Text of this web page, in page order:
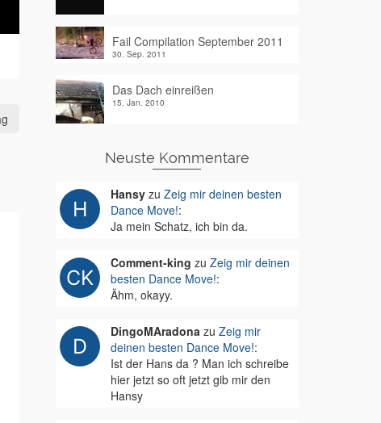
Fail Compilation September 2011
30. Sep. 2011
Das Dach einreißen
15. Jan. 2010
Neuste Kommentare
Hansyzu Zeig mir deinen besten
Dance Move!:
Ja mein Schatz, ich bin da.
Comment-king zu Zeig mir deinen
besten Dance Move!:
Ähm, okayy.
DingoMAradonazu Zeig mir
deinen besten Dance Move!:
Ist der Hans da ? Man ich schreibe
hier jetzt so oft jetzt gib mir den
Hansy